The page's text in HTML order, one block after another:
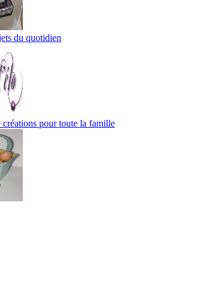
du quotidien
pour toute la famille